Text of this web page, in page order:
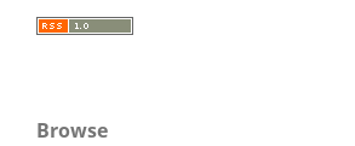
Browse